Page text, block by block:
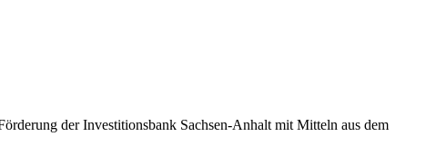
der Investitionsbank Sachsen-Anhalt mit Mitteln aus dem